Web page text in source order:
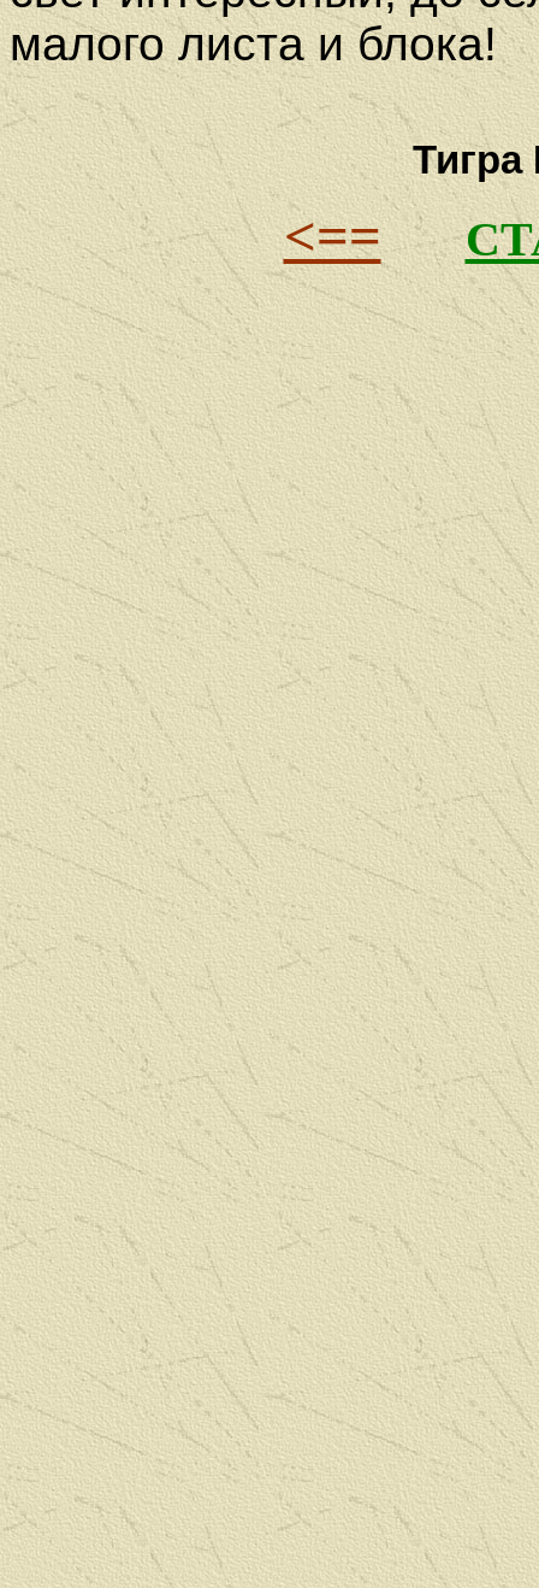
малого листа и блока!
Тигра
<==